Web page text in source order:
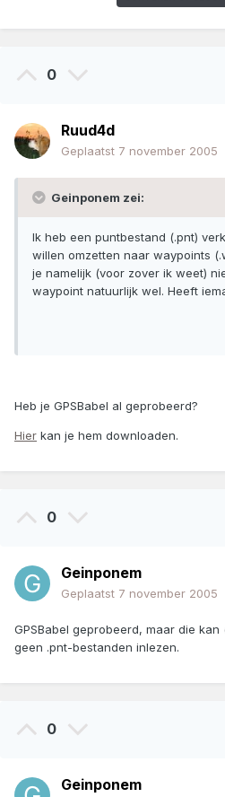
0
Ruud4d
Geplaatst 7 november 2005
Geinponem zei:
Ik heb een puntbestand (.pnt)
willen omzetten naar waypoints
je namelijk (voor zover ik weet)
waypoint natuurlijk wel. Heeft
Heb je GPSBabel al geprobeerd?
Hier kan je hem downloaden.
0
Geinponem
Geplaatst 7 november 2005
GPSBabel geprobeerd, maar die
geen .pnt-bestanden inlezen.
0
Geinponem